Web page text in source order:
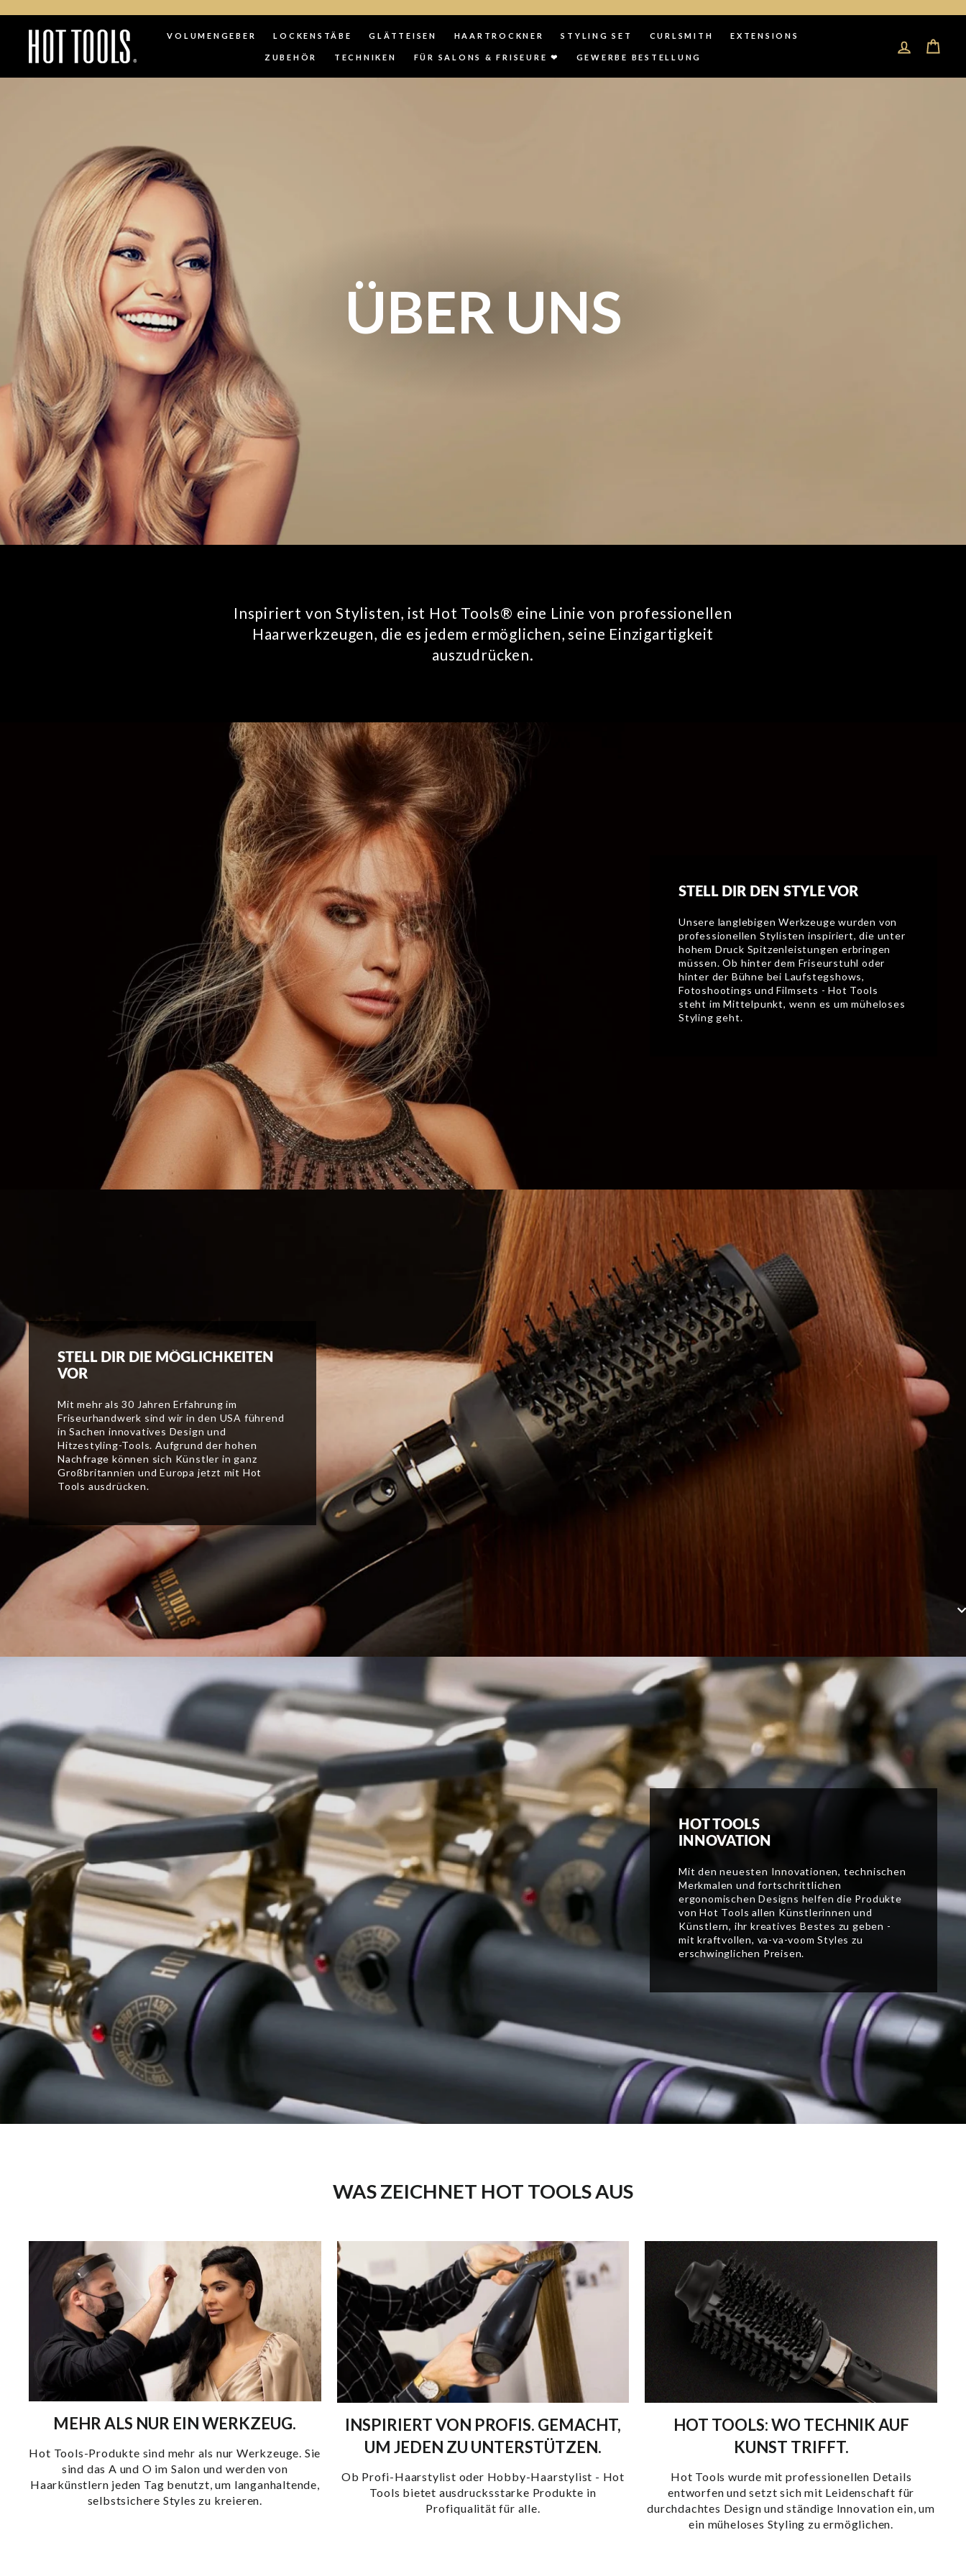
VOLUMENGEBER LOCKENSTÄBE GLÄTTEISEN HAARTROCKNER STYLING SET CURLSMITH EXTENSIONS
ZUBEHÖR TECHNIKEN FÜR SALONS & FRISEURE ❤ GEWERBE BESTELLUNG
EINLOGGEN
ÜBER UNS
Inspiriert von Stylisten, ist Hot Tools® eine Linie von professionellen
Haarwerkzeugen, die es jedem ermöglichen, seine Einzigartigkeit
auszudrücken.
STELL DIR DEN STYLE VOR
Unsere langlebigen Werkzeuge wurden von
professionellen Stylisten inspiriert, die unter
hohem Druck Spitzenleistungen erbringen
müssen. Ob hinter dem Friseurstuhl oder
hinter der Bühne bei Laufstegshows,
Fotoshootings und Filmsets - Hot Tools
steht im Mittelpunkt, wenn es um müheloses
Styling geht.
STELL DIR DIE MÖGLICHKEITEN
VOR
Mit mehr als 30 Jahren Erfahrung im
Friseurhandwerk sind wir in den USA führend
in Sachen innovatives Design und
Hitzestyling-Tools. Aufgrund der hohen
Nachfrage können sich Künstler in ganz
Großbritannien und Europa jetzt mit Hot
Tools ausdrücken.
HOT TOOLS
INNOVATION
Mit den neuesten Innovationen, technischen
Merkmalen und fortschrittlichen
ergonomischen Designs helfen die Produkte
von Hot Tools allen Künstlerinnen und
Künstlern, ihr kreatives Bestes zu geben -
mit kraftvollen, va-va-voom Styles zu
erschwinglichen Preisen.
WAS ZEICHNET HOT TOOLS AUS
MEHR ALS NUR EIN WERKZEUG.
Hot Tools-Produkte sind mehr als nur Werkzeuge. Sie
sind das A und O im Salon und werden von
Haarkünstlern jeden Tag benutzt, um langanhaltende,
selbstsichere Styles zu kreieren.
INSPIRIERT VON PROFIS. GEMACHT,
UM JEDEN ZU UNTERSTÜTZEN.
Ob Profi-Haarstylist oder Hobby-Haarstylist - Hot
Tools bietet ausdrucksstarke Produkte in
Profiqualität für alle.
HOT TOOLS: WO TECHNIK AUF
KUNST TRIFFT.
Hot Tools wurde mit professionellen Details
entworfen und setzt sich mit Leidenschaft für
durchdachtes Design und ständige Innovation ein, um
ein müheloses Styling zu ermöglichen.